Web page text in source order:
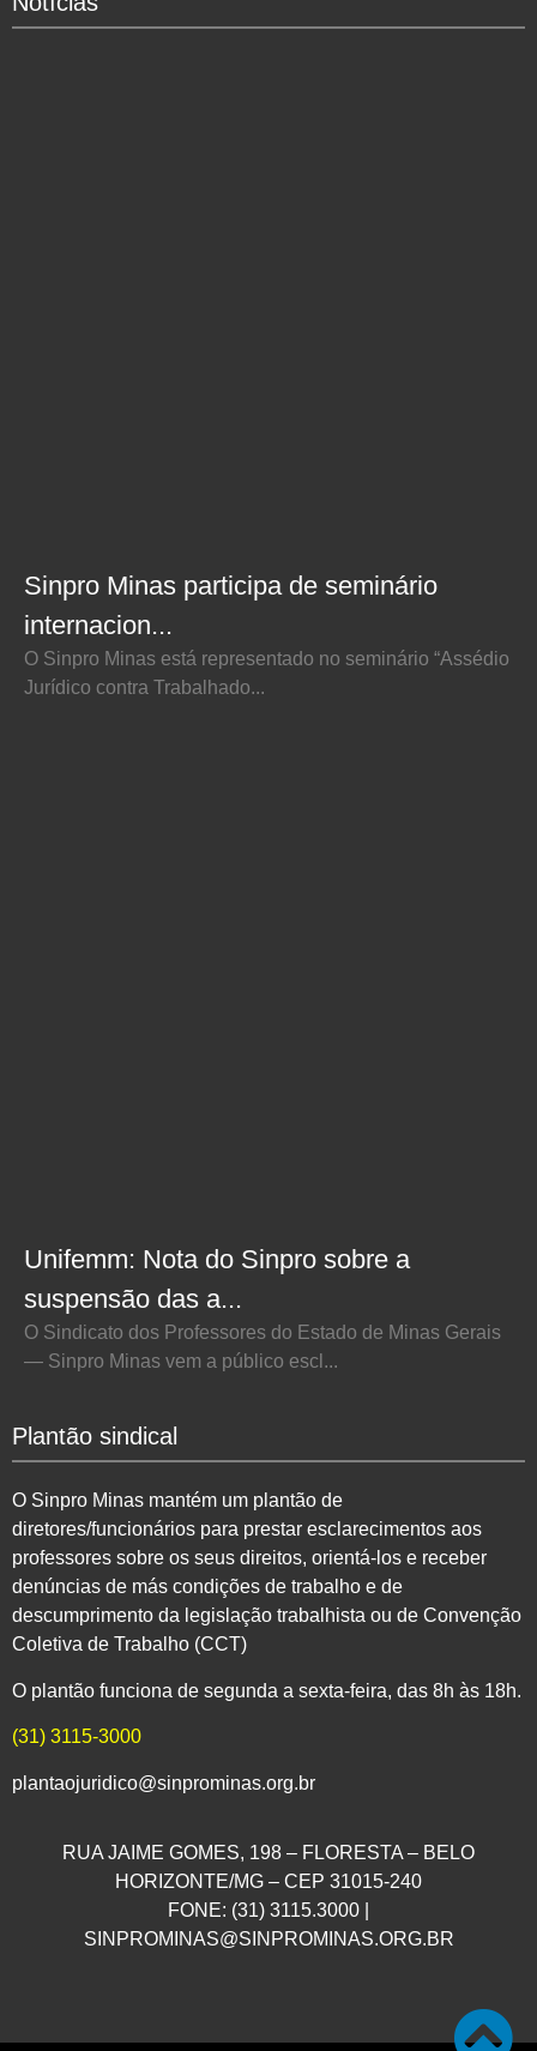
Sinpro Minas participa de seminário
internacion...
O Sinpro Minas está representado no seminário “Assédio
Jurídico contra Trabalhado...
Unifemm: Nota do Sinpro sobre a
suspensão das a...
O Sindicato dos Professores do Estado de Minas Gerais
— Sinpro Minas vem a público escl...
Plantão sindical
O Sinpro Minas mantém um plantão de
diretores/funcionários para prestar esclarecimentos aos
professores sobre os seus direitos, orientá-los e receber
denúncias de más condições de trabalho e de
descumprimento da legislação trabalhista ou de Convenção
Coletiva de Trabalho (CCT)
O plantão funciona de segunda a sexta-feira, das 8h às 18h.
(31) 3115-3000
plantaojuridico@sinprominas.org.br
RUA JAIME GOMES, 198 – FLORESTA – BELO
HORIZONTE/MG – CEP 31015-240
FONE: (31) 3115.3000 |
SINPROMINAS@SINPROMINAS.ORG.BR